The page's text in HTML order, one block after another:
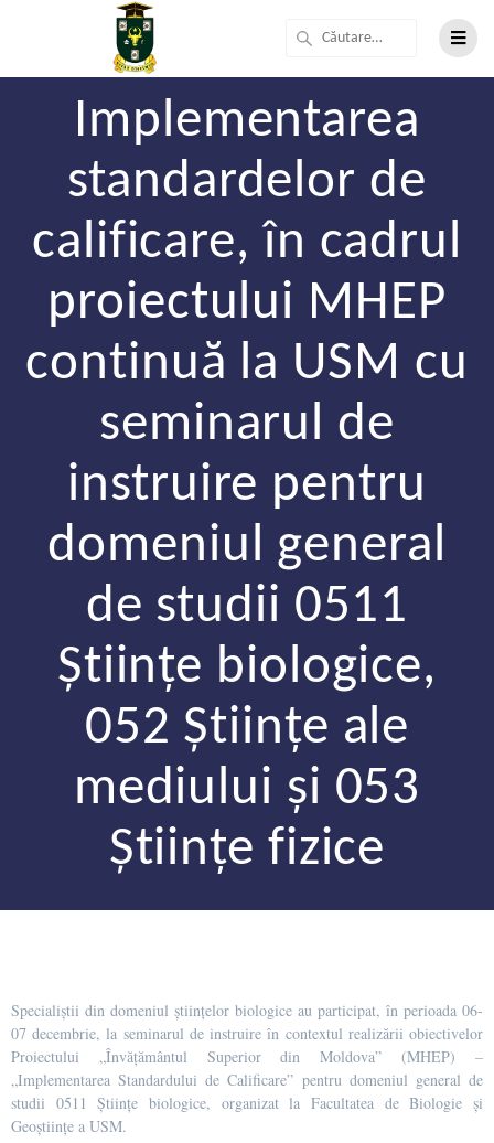
Implementarea
standardelor de
calificare, în cadrul
proiectului MHEP
continuă la USM cu
seminarul de
instruire pentru
domeniul general
de studii 0511
Științe biologice,
052 Științe ale
mediului și 053
Științe fizice
Specialiștii din domeniul științelor biologice au participat, în perioada 06-
07 decembrie, la seminarul de instruire în contextul realizării obiectivelor
Proiectului „Învățământul Superior din Moldova” (MHEP) –
„Implementarea Standardului de Calificare” pentru domeniul general de
studii 0511 Științe biologice, organizat la Facultatea de Biologie și
Geoștiințe a USM.